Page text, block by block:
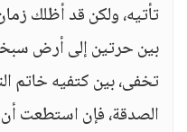
تأتيه، ولكن قد أظلك
بين حرتين إلى أرض
تخفى، بين كتفيه خاتم
الصدقة، فإن استطعت أن